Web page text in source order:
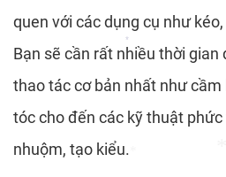
*
*
*
quen với các dụng cụ như
Bạn sẽ cần rất nhiều thời
thao tác cơ bản nhất như cầm
tóc cho đến các kỹ thuật
nhuộm, tạo kiểu.